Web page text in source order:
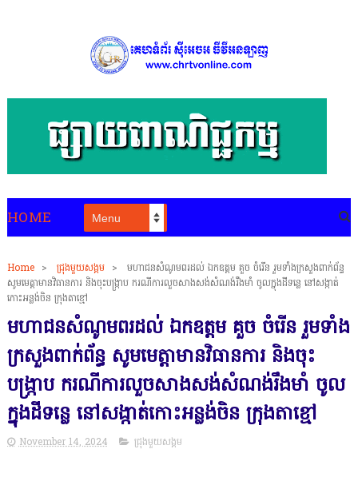
HOME
Home > ជ្រុងមួយសង្គម >
មហាជនសំណូមពរដល់ ឯកឧត្ដម គួច ចំរើន រួមទាំងក្រសួងពាក់ព័ន្ធ
សូមមេត្តាមានវិធានការ និងចុះបង្ក្រាប ករណីការលួចសាងសង់សំណង់រឹងមាំ ចូលក្នុងដីទន្លេ នៅសង្កាត់
កោះអន្លង់ចិន ក្រុងតាខ្មៅ
មហាជនសំណូមពរដល់ ឯកឧត្ដម គួច ចំរើន រួមទាំង
ក្រសួងពាក់ព័ន្ធ សូមមេត្តាមានវិធានការ និងចុះ
បង្ក្រាប ករណីការលួចសាងសង់សំណង់រឹងមាំ ចូល
ក្នុងដីទន្លេ នៅសង្កាត់កោះអន្លង់ចិន ក្រុងតាខ្មៅ
November 14, 2024 ជ្រុងមួយសង្គម